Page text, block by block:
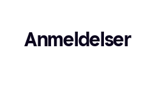
Anmeldelser